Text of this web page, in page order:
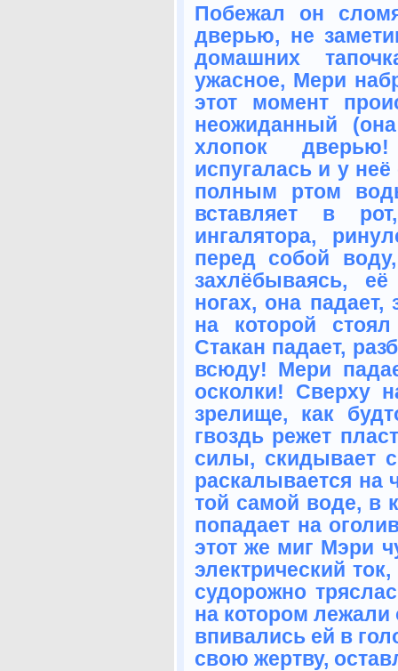
Побежал он
дверью, не
домашних
ужасное, Мери
этот момент
неожиданный
хлопок
испугалась и у
полным ртом
вставляет в
ингалятора,
перед собой
захлёбываясь,
ногах, она падает,
на которой
Стакан падает,
всюду! Мери
осколки! Сверху
зрелище, как
гвоздь режет
силы, скидывает
раскалывается на
той самой воде, в
попадает на
этот же миг Мэри
электрический
судорожно
на котором лежали
впивались ей в
свою жертву,